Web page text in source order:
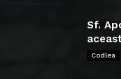
Sf.
Codlea